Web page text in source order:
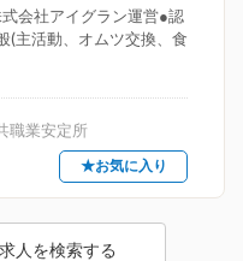
式会社アイグラン運営●認
(主活動、オムツ交換、食
職業安定所
★お気に入り
人を検索する